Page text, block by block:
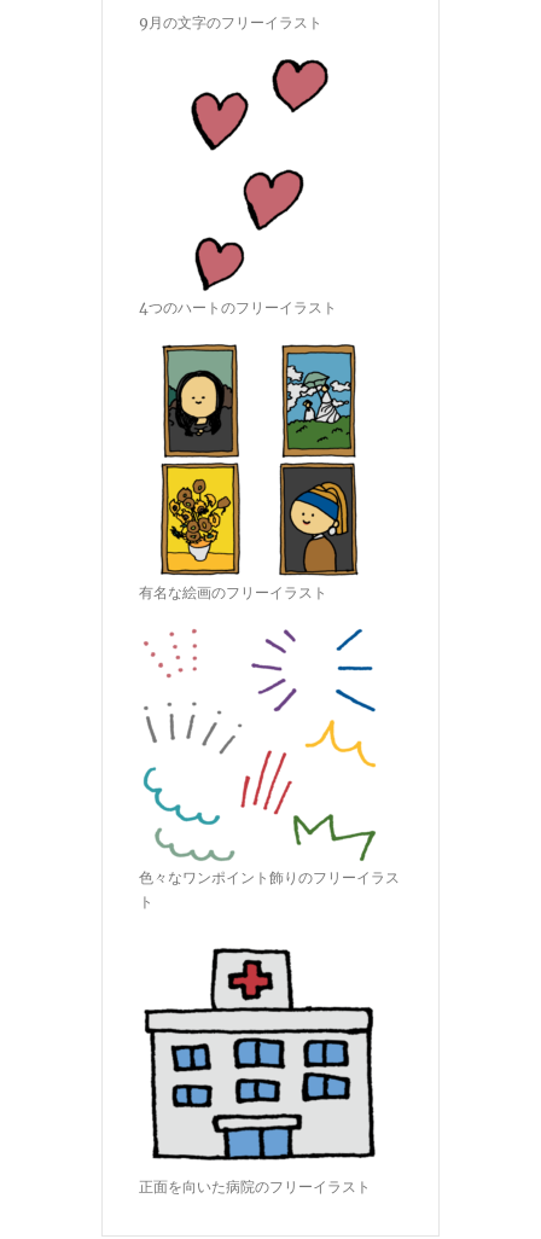
9月の文字のフリーイラスト
4つのハートのフリーイラスト
有名な絵画のフリーイラスト
色々なワンポイント飾りのフリーイラス
ト
正面を向いた病院のフリーイラスト